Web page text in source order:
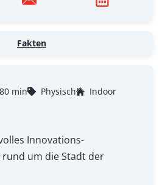
Fakten
min Physisch
Indoor
Innovations-
rund um die Stadt der